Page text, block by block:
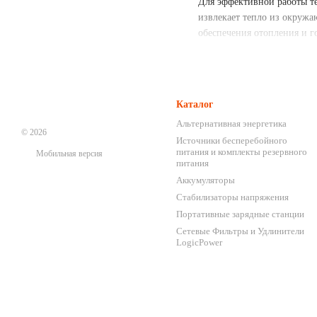
извлекает тепло из
обеспечения отопления и
Равномерное
комфорт в каждой
сказывается на
Удобство управления:
легко регулировать
© 2026
Мобильная версия
Каталог
Альтернативная энергетика
Источники бесперебойного
питания и комплекты резервного
питания
Аккумуляторы
Стабилизаторы напряжения
Портативные зарядные станции
Сетевые Фильтры и Удлинители
LogicPower